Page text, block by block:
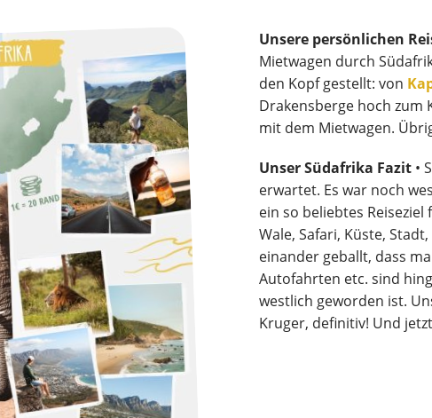
Unsere persönlichen
Mietwagen durch
den Kopf gestellt: von
Drakensberge hoch zum
mit dem Mietwagen.
Unser Südafrika Fazit •
erwartet. Es war noch
ein so beliebtes
Wale, Safari, Küste,
einander geballt, dass
Autofahrten etc. sind
westlich geworden ist.
Kruger, definitiv! Und